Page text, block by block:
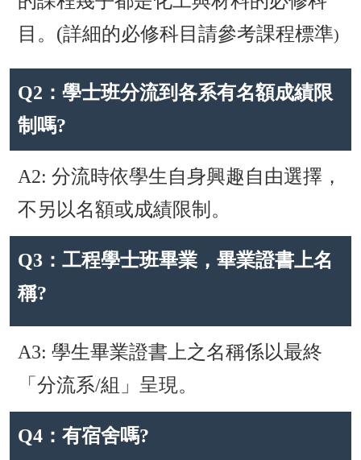
目。(詳細的必修科目請參考課程標準)
Q2：學士班分流到各系有名額成績限
制嗎?
A2: 分流時依學生自身興趣自由選擇，
不另以名額或成績限制。
Q3：工程學士班畢業，畢業證書上名
稱?
A3: 學生畢業證書上之名稱係以最終
「分流系/組」呈現。
Q4：有宿舍嗎?